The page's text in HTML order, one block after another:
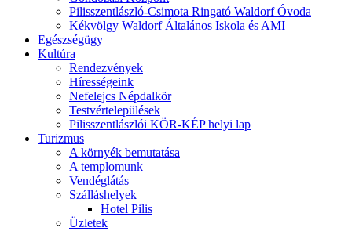
Pilisszentlászló-Csimota Ringató Waldorf Óvoda
Kékvölgy Waldorf Általános Iskola és AMI
Egészségügy
Kultúra
Rendezvények
Hírességeink
Nefelejcs Népdalkör
Testvértelepülések
Pilisszentlászlói KÖR-KÉP helyi lap
Turizmus
A környék bemutatása
A templomunk
Vendéglátás
Szálláshelyek
Hotel Pilis
Üzletek